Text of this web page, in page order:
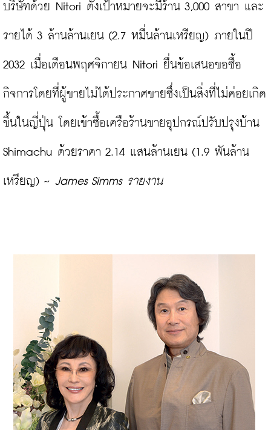
บริษัทด้วย Nitori ตั้งเป้าหมายจะมีร้าน 3,000 สาขา และ
รายได้ 3 ล้านล้านเยน (2.7 หมื่นล้านเหรียญ) ภายในปี
2032 เมื่อเดือนพฤศจิกายน Nitori ยื่นข้อเสนอขอซื้อ
กิจการโดยที่ผู้ขายไม่ได้ประกาศขายซึ่งเป็นสิ่งที่ไม่ค่อยเกิด
ขึ้นในญี่ปุ่น โดยเข้าซื้อเครือร้านขายอุปกรณ์ปรับปรุงบ้าน
Shimachu ด้วยราคา 2.14 แสนล้านเยน (1.9 พันล้าน
เหรียญ) ~ James Simms รายงาน